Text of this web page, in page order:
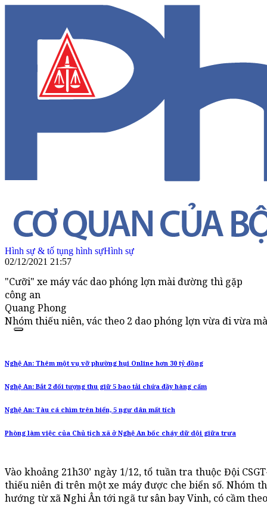
Hình sự & tố tụng hình sựHình sự
02/12/2021 21:57
"Cưỡi" xe máy vác dao phóng lợn mài đường thì gặp
công an
Quang Phong
Nhóm thiếu niên, vác theo 2 dao phóng lợn vừa đi vừa
Nghệ An: Thêm một vụ vỡ phường hụi Online hơn 30 tỷ đồng
Nghệ An: Bắt 2 đối tượng thu giữ 5 bao tải chứa đầy hàng cấm
Nghệ An: Tàu cá chìm trên biển, 5 ngư dân mất tích
Phòng làm việc của Chủ tịch xã ở Nghệ An bốc cháy dữ dội giữa trưa
Vào khoảng 21h30’ ngày 1/12, tổ tuần tra thuộc Đội
thiếu niên đi trên một xe máy được che biển số. Nhóm
hướng từ xã Nghi Ân tới ngã tư sân bay Vinh, có cầm